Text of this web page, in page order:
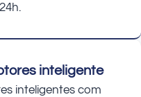
inteligente
inteligentes com